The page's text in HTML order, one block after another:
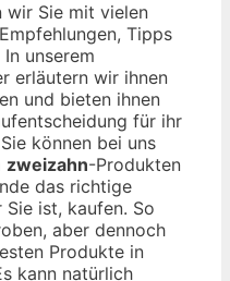
wir Sie mit vielen
Tipps
In unserem
erläutern wir ihnen
und bieten ihnen
für ihr
können bei uns
zweizahn-Produkten
das richtige
ist, kaufen. So
aber dennoch
Produkte in
kann natürlich